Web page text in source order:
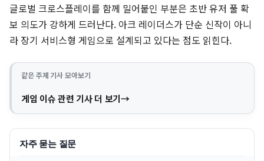
글로벌 크로스플레이를 함께 밀어붙인 부분은 초반 유저 풀 확
보 의도가 강하게 드러난다. 아크 레이더스가 단순 신작이 아니
라 장기 서비스형 게임으로 설계되고 있다는 점도 읽힌다.
같은 주제 기사 모아보기
게임 이슈 관련 기사 더 보기
자주 묻는 질문